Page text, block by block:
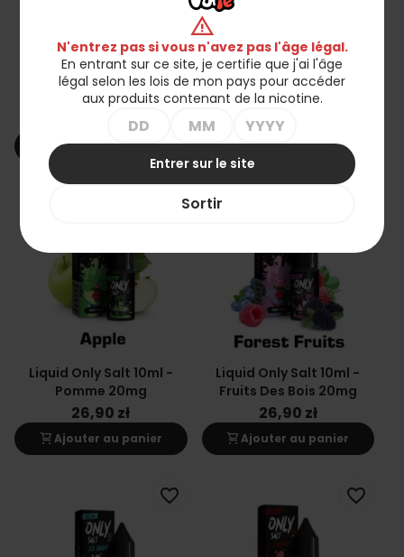
Liquid Only Salt 10ml -
Litchi 20mg
26,90 zł
shopping_cartAjouter au panier
Liquid Only Salt 10ml -
Limonade 20mg
26,90 zł
shopping_cartAjouter au panier
Liquid Only Salt 10ml -
Pomme 20mg
26,90 zł
shopping_cartAjouter au panier
Liquid Only Salt 10ml -
Fruits Des Bois 20mg
26,90 zł
shopping_cartAjouter au panier
favorite_border favorite_border
warning
N'entrez pas si vous n'avez pas l'âge légal.
En entrant sur ce site, je certifie que j'ai l'âge
légal selon les lois de mon pays pour accéder
aux produits contenant de la nicotine.
Entrer sur le site
Sortir